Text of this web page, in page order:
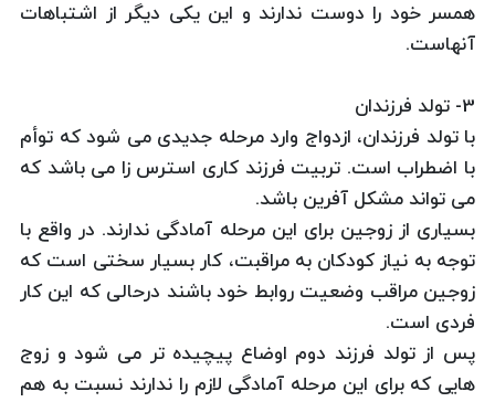
همسر خود را دوست ندارند و این یكی دیگر از اشتباهات
آنهاست.
3- تولد فرزندان
با تولد فرزندان، ازدواج وارد مرحله جدیدی می شود كه توأم
با اضطراب است. تربیت فرزند كاری استرس زا می باشد كه
می تواند مشكل آفرین باشد.
بسیاری از زوجین برای این مرحله آمادگی ندارند. در واقع با
توجه به نیاز كودكان به مراقبت، كار بسیار سختی است كه
زوجین مراقب وضعیت روابط خود باشند درحالی كه این كار
فردی است.
پس از تولد فرزند دوم اوضاع پیچیده تر می شود و زوج
هایی كه برای این مرحله آمادگی لازم را ندارند نسبت به هم